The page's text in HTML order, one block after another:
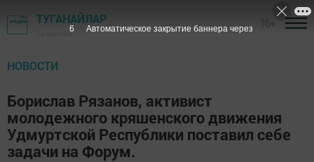
ТУГАНАЙЛАР
Татарстан
НОВОСТИ
Борислав Рязанов, активист
молодежного кряшенского движения
Удмуртской Республики поставил себе
задачи на Форум.
6 Автоматическое закрытие баннера через